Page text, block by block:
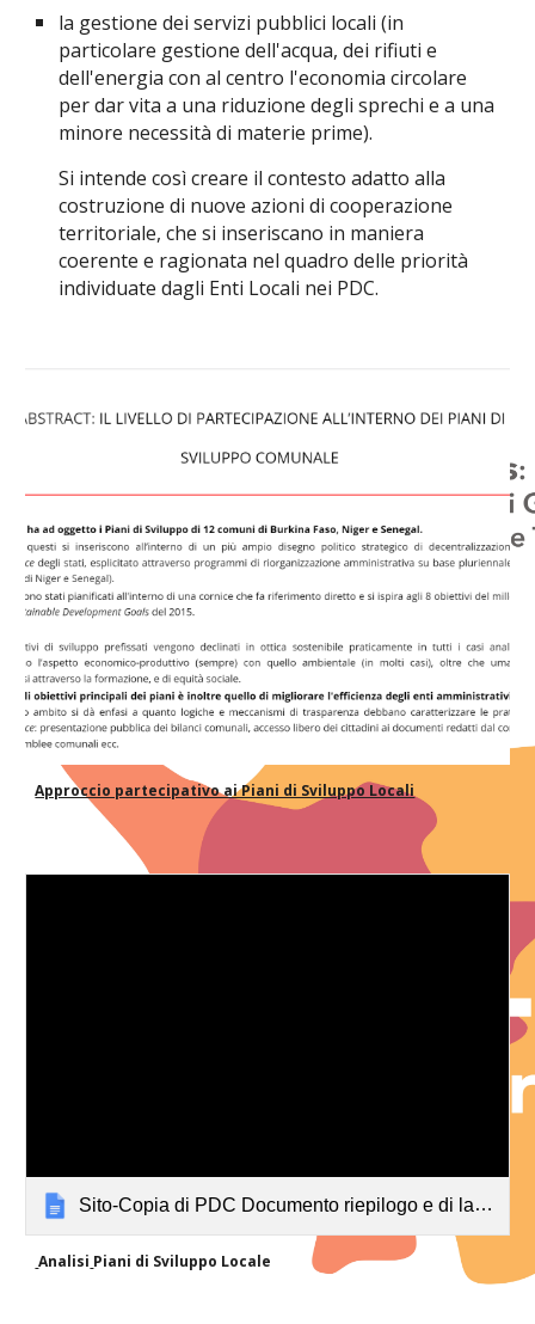
la gestione dei servizi pubblici locali (in
particolare gestione dell'acqua, dei rifiuti e
dell'energia con al centro l'economia circolare
per dar vita a una riduzione degli sprechi e a una
minore necessità di materie prime).
Si intende così creare il contesto adatto alla
costruzione di nuove azioni di cooperazione
territoriale, che si inseriscano in maniera
coerente e ragionata nel quadro delle priorità
individuate dagli Enti Locali nei PDC.
Approccio partecipativo ai Piani di Sviluppo Locali
Sito-Copia di PDC Documento riepilogo e di lavoro
Analisi Piani di Sviluppo Locale